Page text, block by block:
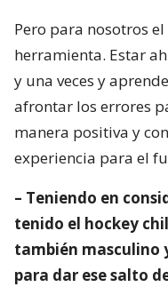
Pero para nosotros
herramienta. Estar
y una veces y
afrontar los errores
manera positiva y
experiencia para el
– Teniendo en
tenido el hockey
también masculino
para dar ese salto